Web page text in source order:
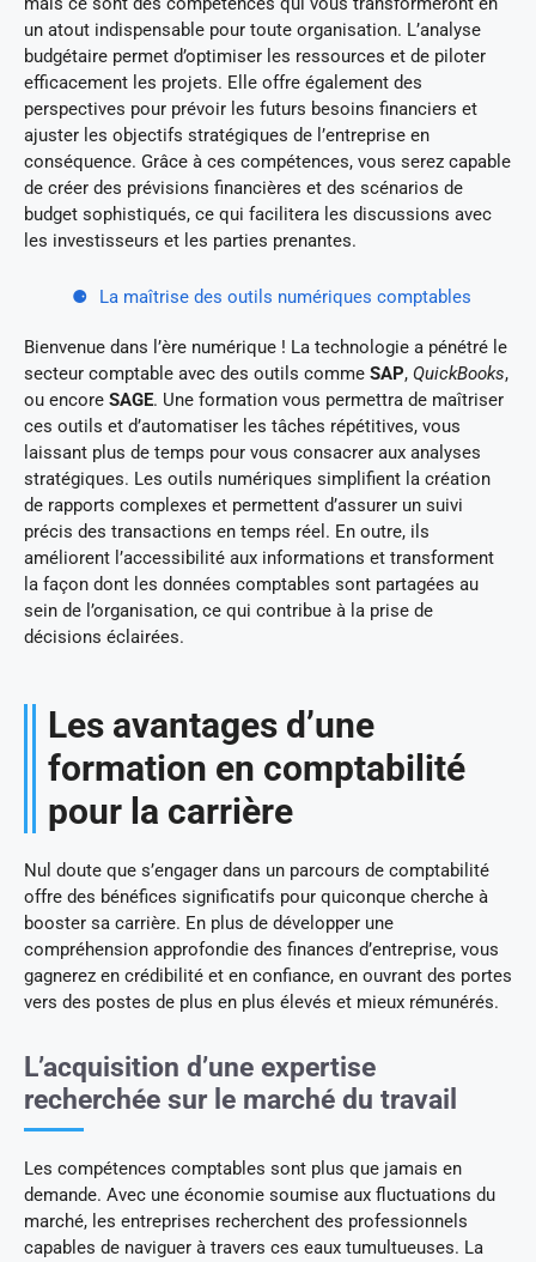
un atout indispensable pour toute organisation. L’analyse
budgétaire permet d’optimiser les ressources et de piloter
efficacement les projets. Elle offre également des
perspectives pour prévoir les futurs besoins financiers et
ajuster les objectifs stratégiques de l’entreprise en
conséquence. Grâce à ces compétences, vous serez capable
de créer des prévisions financières et des scénarios de
budget sophistiqués, ce qui facilitera les discussions avec
les investisseurs et les parties prenantes.
La maîtrise des outils numériques comptables
Bienvenue dans l’ère numérique ! La technologie a pénétré le
secteur comptable avec des outils comme SAP, QuickBooks,
ou encore SAGE. Une formation vous permettra de maîtriser
ces outils et d’automatiser les tâches répétitives, vous
laissant plus de temps pour vous consacrer aux analyses
stratégiques. Les outils numériques simplifient la création
de rapports complexes et permettent d’assurer un suivi
précis des transactions en temps réel. En outre, ils
améliorent l’accessibilité aux informations et transforment
la façon dont les données comptables sont partagées au
sein de l’organisation, ce qui contribue à la prise de
décisions éclairées.
Les avantages d’une
formation en comptabilité
pour la carrière
Nul doute que s’engager dans un parcours de comptabilité
offre des bénéfices significatifs pour quiconque cherche à
booster sa carrière. En plus de développer une
compréhension approfondie des finances d’entreprise, vous
gagnerez en crédibilité et en confiance, en ouvrant des portes
vers des postes de plus en plus élevés et mieux rémunérés.
L’acquisition d’une expertise
recherchée sur le marché du travail
Les compétences comptables sont plus que jamais en
demande. Avec une économie soumise aux fluctuations du
marché, les entreprises recherchent des professionnels
capables de naviguer à travers ces eaux tumultueuses. La